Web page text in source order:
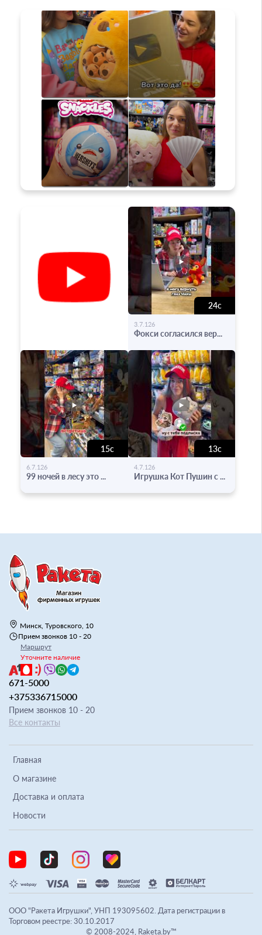
24с
3.7.126
Фокси согласился вер...
15с
6.7.126
99 ночей в лесу это ...
13с
4.7.126
Игрушка Кот Пушин с ...
Главная
О магазине
Доставка и оплата
Новости
Минск, Туровского, 10
Прием звонков 10 - 20
Маршрут
Уточните наличие
671-5000
+375336715000
Прием звонков 10 - 20
Все контакты
ООО "Ракета Игрушки", УНП 193095602. Дата регистрации в
Торговом реестре: 30.10.2017
© 2008-2024, Raketa.by™